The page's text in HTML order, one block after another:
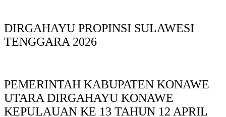
DIRGAHAYU PROPINSI SULAWESI
TENGGARA 2026
PEMERINTAH KABUPATEN KONAWE
UTARA DIRGAHAYU KONAWE
KEPULAUAN KE 13 TAHUN 12 APRIL